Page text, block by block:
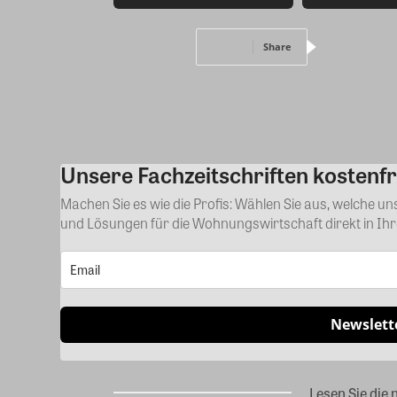
Share
Unsere Fachzeitschriften
Machen Sie es wie die Profis: Wählen Sie aus, welche
und Lösungen für die Wohnungswirtschaft direkt in